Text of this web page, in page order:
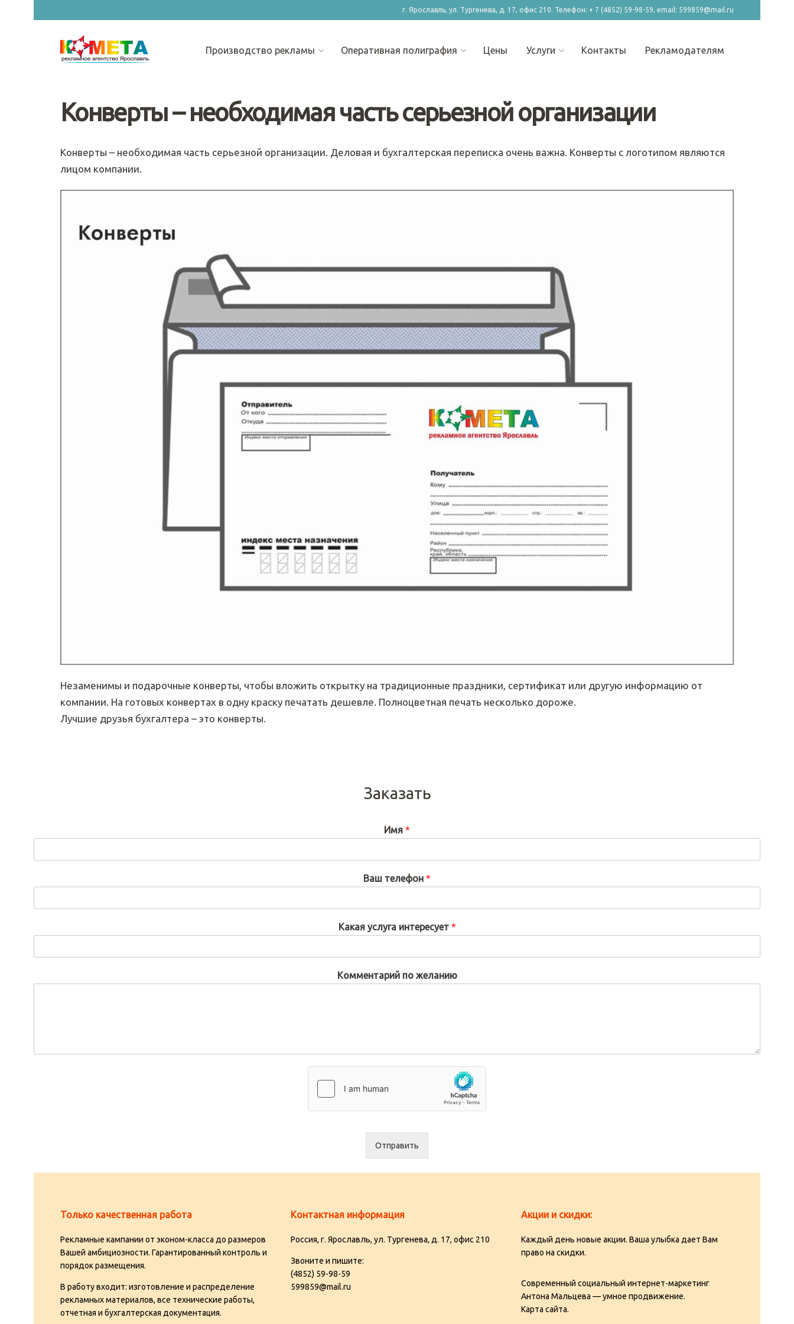
г. Ярославль, ул. Тургенева, д. 17, офис 210. Телефон: + 7 (4852) 59-98-59, email: 599859@mail.ru
Производство рекламы Оперативная полиграфия Цены Услуги Контакты Рекламодателям
Конверты – необходимая часть серьезной организации
Конверты – необходимая часть серьезной организации. Деловая и бухгалтерская переписка очень важна. Конверты с логотипом являются
лицом компании.
Незаменимы и подарочные конверты, чтобы вложить открытку на традиционные праздники, сертификат или другую информацию от
компании. На готовых конвертах в одну краску печатать дешевле. Полноцветная печать несколько дороже.
Лучшие друзья бухгалтера – это конверты.
Заказать
Имя *
Ваш телефон *
Какая услуга интересует *
Комментарий по желанию
Отправить
Только качественная работа
Рекламные кампании от эконом-класса до размеров
Вашей амбициозности. Гарантированный контроль и
порядок размещения.
В работу входит: изготовление и распределение
рекламных материалов, все технические работы,
отчетная и бухгалтерская документация.
Контактная информация
Россия, г. Ярославль, ул. Тургенева, д. 17, офис 210
Звоните и пишите:
(4852) 59-98-59
599859@mail.ru
Акции и скидки:
Каждый день новые акции. Ваша улыбка дает Вам
право на скидки.
Современный социальный интернет-маркетинг
Антона Мальцева — умное продвижение.
Карта сайта.